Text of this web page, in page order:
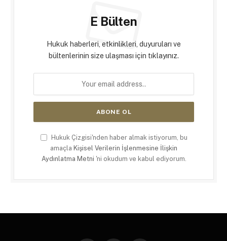
E Bülten
Hukuk haberleri, etkinlikleri, duyuruları ve
bültenlerinin size ulaşması için tıklayınız.
Hukuk Çizgisi'nden haber almak istiyorum, bu
amaçla Kişisel Verilerin İşlenmesine İlişkin
Aydınlatma Metni 'ni okudum ve kabul ediyorum.